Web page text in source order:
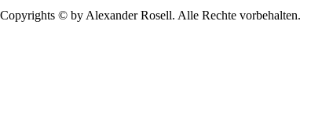
Copyrights © by Alexander Rosell. Alle Rechte vorbehalten.